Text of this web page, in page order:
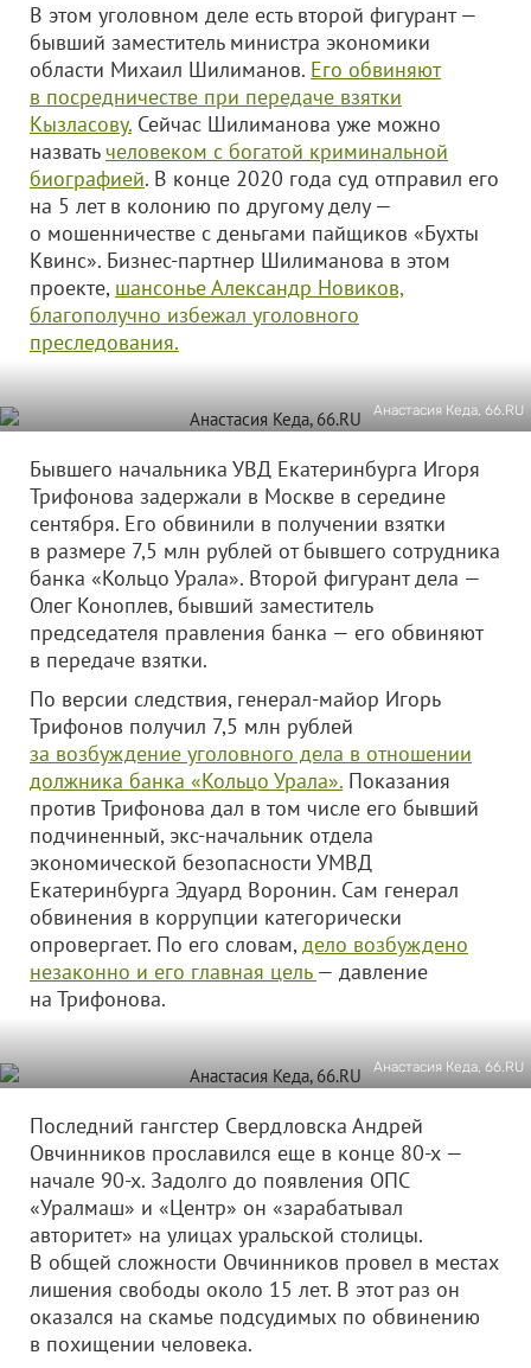
В этом уголовном деле есть второй фигурант —
бывший заместитель министра экономики
области Михаил Шилиманов. Его обвиняют
в посредничестве при передаче взятки
Кызласову. Сейчас Шилиманова уже можно
назватьчеловеком с богатой криминальной
биографией. В конце 2020 года суд отправил его
на 5 лет в колонию по другому делу —
о мошенничестве с деньгами пайщиков «Бухты
Квинс». Бизнес-партнер Шилиманова в этом
проекте, шансонье Александр Новиков,
благополучно избежал уголовного
преследования.
Анастасия Кеда, 66.RU
Бывшего начальника УВД Екатеринбурга Игоря
Трифонова задержали в Москве в середине
сентября. Его обвинили в получении взятки
в размере 7,5 млн рублей от бывшего сотрудника
банка «Кольцо Урала». Второй фигурант дела —
Олег Коноплев, бывший заместитель
председателя правления банка — его обвиняют
в передаче взятки.
По версии следствия, генерал-майор Игорь
Трифонов получил 7,5 млн рублей
за возбуждение уголовного дела в отношении
должника банка «Кольцо Урала». Показания
против Трифонова дал в том числе его бывший
подчиненный, экс-начальник отдела
экономической безопасности УМВД
Екатеринбурга Эдуард Воронин. Сам генерал
обвинения в коррупции категорически
опровергает. По его словам,дело возбуждено
незаконно и его главная цель — давление
на Трифонова.
Анастасия Кеда, 66.RU
Последний гангстер Свердловска Андрей
Овчинников прославился еще в конце 80-х —
начале 90-х. Задолго до появления ОПС
«Уралмаш» и «Центр» он «зарабатывал
авторитет» на улицах уральской столицы.
В общей сложности Овчинников провел в местах
лишения свободы около 15 лет. В этот раз он
оказался на скамье подсудимых по обвинению
в похищении человека.